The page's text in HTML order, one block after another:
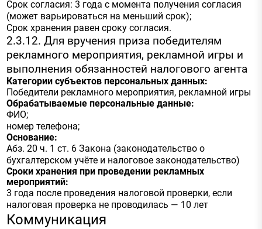
Срок согласия: 3 года с момента получения согласия
(может варьироваться на меньший срок);
Срок хранения равен сроку согласия.
2.3.12. Для вручения приза победителям
рекламного мероприятия, рекламной игры и
выполнения обязанностей налогового агента
Категории субъектов персональных данных:
Победители рекламного мероприятия, рекламной игры
Обрабатываемые персональные данные:
ФИО;
номер телефона;
Основание:
Абз. 20 ч. 1 ст. 6 Закона (законодательство о
бухгалтерском учёте и налоговое законодательство)
Сроки хранения при проведении рекламных
мероприятий:
3 года после проведения налоговой проверки, если
налоговая проверка не проводилась — 10 лет
Коммуникация